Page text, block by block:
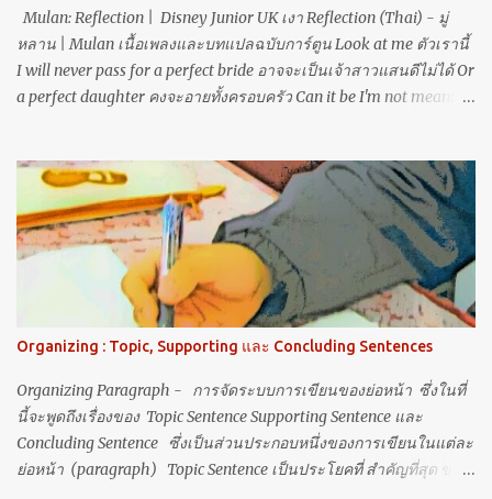
h...
Mulan: Reflection | Disney Junior UK เงา Reflection (Thai) - มู่
หลาน | Mulan เนื้อเพลงและบทแปลฉบับการ์ตูน Look at me ตัวเรานี้
I will never pass for a perfect bride อาจจะเป็นเจ้าสาวแสนดีไม่ได้ Or
a perfect daughter คงจะอายทั้งครอบครัว Can it be I'm not meant to
would break my family's heart คงจะพาครอบครัวต้องเศร้า Who is
that girl I see ใครกันที่มองจ้องมา Staring straight, back at me สบ
สายตาไม่คุ้นเคย Why is my reflection someone I don't know เหตุใด
มองดูไม่รู้เลยว่าคือตัวเรา Somehow I cannot hide ดวงใจไม่อาจ
ซ่อนงำ Who I am ทนฝืนทำ Though I've tried ใครช้ำเท่า When will
my reflection show who I am inside จะมีไหมวันใดเห็นเงา เป็นเช่น
เราที่แท้ When will my reflection show who I am inside จะมีไหมวัน
ใดเห็นเงา เป็นเช่นเราข้างใน ขยายความและเรียนรู้คำศัพท์ Look at
me, I will never pass for a perfect bride or a perfect daughter. ดูฉัน
สิ ฉันไม่ม...
Organizing : Topic, Supporting และ Concluding Sentences
Organizing Paragraph - การจัดระบบการเขียนของย่อหน้า ซึ่งในที่
นี้จะพูดถึงเรื่องของ Topic Sentence Supporting Sentence และ
Concluding Sentence ซึ่งเป็นส่วนประกอบหนึ่งของการเขียนในแต่ละ
ย่อหน้า (paragraph) Topic Sentence เป็นประโยคที่ สำคัญที่สุด ของ